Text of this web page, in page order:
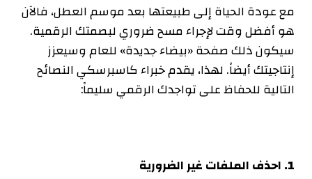
مع عودة الحياة إلى طبيعتها بعد موسم العطل، فالآن
هو أفضل وقت لإجراء مسح ضروري لبصمتك الرقمية.
سيكون ذلك صفحة «بيضاء جديدة» للعام وسيعزز
إنتاجيتك أيضاً. لهذا، يقدم خبراء كاسبرسكي النصائح
التالية للحفاظ على تواجدك الرقمي سليماً:
1
.احذف الملفات غير الضرورية